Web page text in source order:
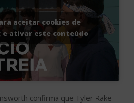
aceitar cookies de
e ativar este conteúdo
confirma que Tyler Rake